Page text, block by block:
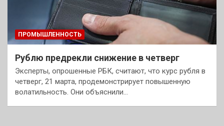
ПРОМЫШЛЕННОСТЬ
Рублю предрекли снижение в четверг
Эксперты, опрошенные РБК, считают, что курс рубля в
четверг, 21 марта, продемонстрирует повышенную
волатильность. Они объяснили…